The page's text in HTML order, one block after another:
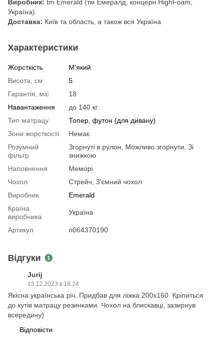
Виробник: tm Emerald (тм Емералд, концерн HighFoam,
Україна)
Доставка: Київ та область, а також вся Україна
Характеристики
Жорсткість
М'який
Висота, см
5
Гарантія, міс
18
Навантаження
до 140 кг
Тип матрацу
Топер, футон (для дивану)
Зони жорсткості
Немає
Розумний
фільтр
Згорнуті в рулон, Можливо згорнути, Зі
знижкою
Наповнення
Меморі
Чохол
Стрейч, З'ємний чохол
Виробник
Emerald
Країна
виробника
Україна
Артикул n064370190
Відгуки 1
Jurij
13.12.2023 в 16:24
Якісна українська річ. Придбав для ліжка 200х160. Кріпиться
до кутів матрацу резинками. Чохол на блискавці, зазирнув
всередину)
Відповісти